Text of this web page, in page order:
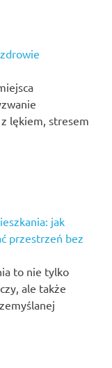
lękiem, stresem
jak
przestrzeń bez
to nie tylko
ale także